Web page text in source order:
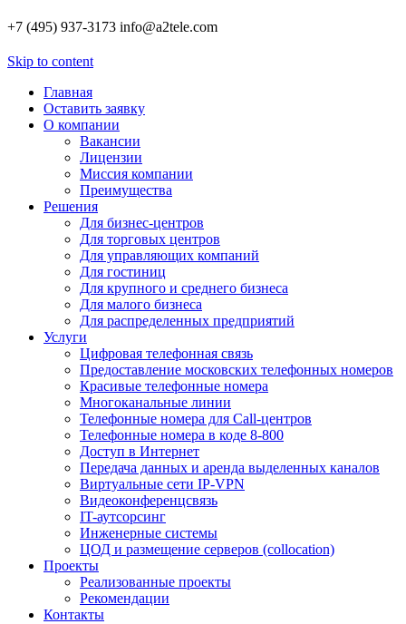
+7 (495) 937-3173 info@a2tele.com
Skip to content
Главная
Оставить заявку
О компании
Вакансии
Лицензии
Миссия компании
Преимущества
Решения
Для бизнес-центров
Для торговых центров
Для управляющих компаний
Для гостиниц
Для крупного и среднего бизнеса
Для малого бизнеса
Для распределенных предприятий
Услуги
Цифровая телефонная связь
Предоставление московских телефонных номеров
Красивые телефонные номера
Многоканальные линии
Телефонные номера для Call-центров
Телефонные номера в коде 8-800
Доступ в Интернет
Передача данных и аренда выделенных каналов
Виртуальные сети IP-VPN
Видеоконференцсвязь
IT-аутсорсинг
Инженерные системы
ЦОД и размещение серверов (collocation)
Проекты
Реализованные проекты
Рекомендации
Контакты